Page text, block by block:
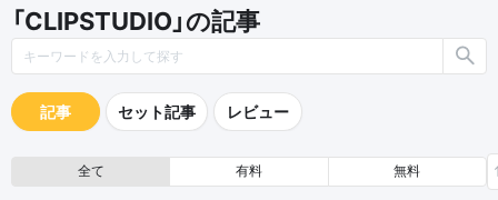
「CLIPSTUDIO」の記事
記事 セット記事 レビュー
全て 有料 無料